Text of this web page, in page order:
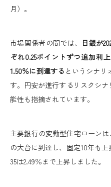
月）。
市場関係者の間では、
日銀が
ぞれ0.25ポイントずつ追加利
1.50％に到達する というシナリ
す。円安が進行するリスクシ
能性も指摘されています。
主要銀行の変動型住宅ローン
の大台に到達し、固定10年も
35は2.49％まで上昇しました。